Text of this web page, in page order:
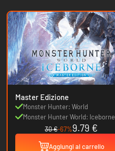
Master Edizione
Monster Hunter: World
Monster Hunter World: Iceborne
30 €-67%9.79 €
Aggiungi al carrello